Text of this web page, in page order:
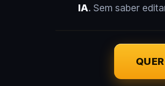
IA. Sem saber